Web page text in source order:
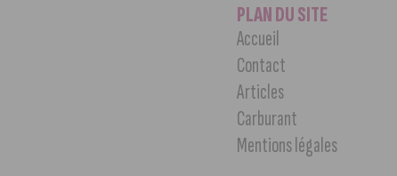
PLAN DU SITE
Accueil
Contact
Articles
Carburant
Mentions légales